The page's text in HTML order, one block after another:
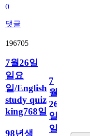
0
댓글
196705
7월26일
일요
일/English
study quiz
king768일
98년생
7
월
26
일
일